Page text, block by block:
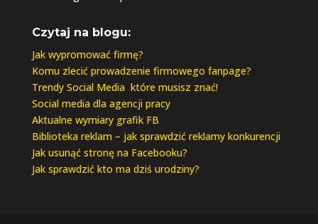
Czytaj na blogu:
Jak wypromować firmę?
Komu zlecić prowadzenie firmowego fanpage?
Trendy Social Media które musisz znać!
Social media dla agencji pracy
Aktualne wymiary grafik FB
Biblioteka reklam – jak sprawdzić reklamy konkurencji
Jak usunąć stronę na Facebooku?
Jak sprawdzić kto ma dziś urodziny?